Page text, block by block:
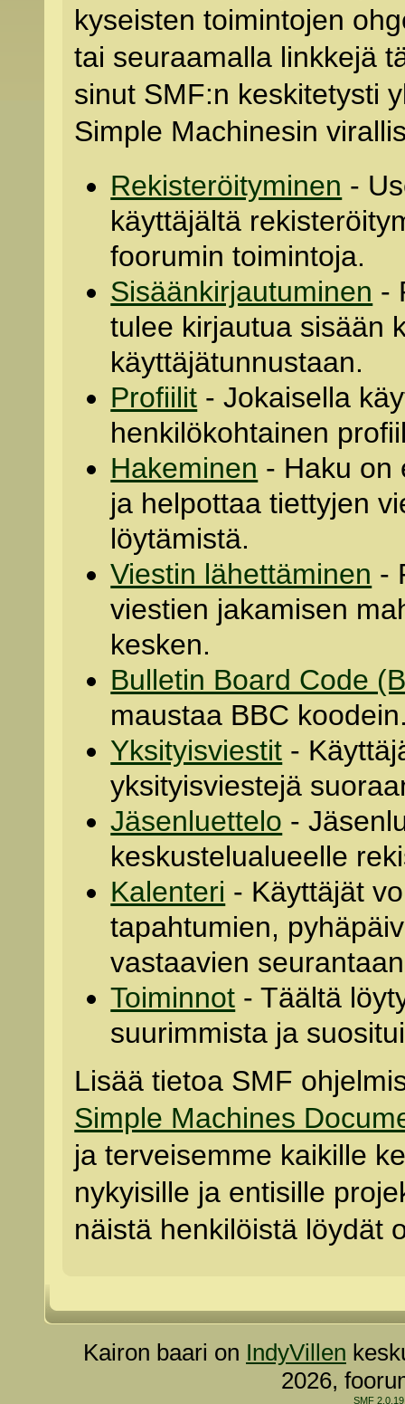
kyseisten toimintojen
tai seuraamalla linkkejä
sinut SMF:n keskitetysti
Simple Machinesin
Rekisteröityminen -
käyttäjältä
foorumin toimintoja.
Sisäänkirjautuminen -
tulee kirjautua sisään
käyttäjätunnustaan.
Profiilit - Jokaisella
henkilökohtainen
Hakeminen - Haku on
ja helpottaa tiettyjen
löytämistä.
Viestin lähettäminen -
viestien jakamisen
kesken.
Bulletin Board Code
maustaa BBC
Yksityisviestit -
yksityisviestejä
Jäsenluettelo -
keskustelualueelle
Kalenteri - Käyttäjät
tapahtumien,
vastaavien
Toiminnot - Täältä
suurimmista ja
Lisää tietoa SMF
Simple Machines
ja terveisemme kaikille
nykyisille ja entisille
näistä henkilöistä löydät
Kairon baari on IndyVillen
2026,
SMF 2.0.19